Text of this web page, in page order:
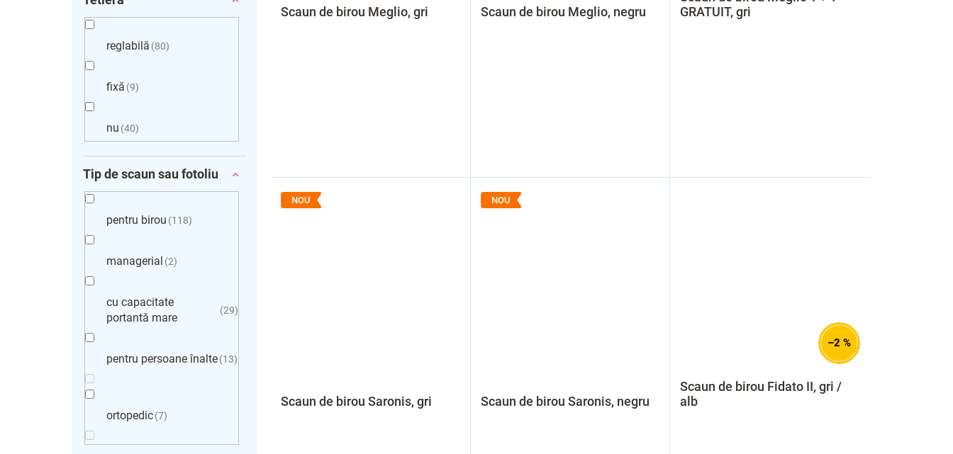
reglabilă 80
fixă 9
nu 40
Tip de scaun sau fotoliu
pentru birou 118
managerial 2
cu capacitate
portantă mare
29
pentru persoane înalte 13
ortopedic 7
Scaun de birou Meglio, gri Scaun de birou Meglio, negru
GRATUIT, gri
NOU
Scaun de birou Saronis, gri
NOU
Scaun de birou Saronis, negru
–2 %
Scaun de birou Fidato II, gri /
alb